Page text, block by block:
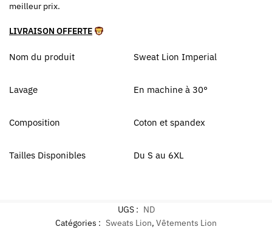
meilleur prix.
LIVRAISON OFFERTE
Nom du produit Sweat Lion Imperial
Lavage En machine à 30°
Composition Coton et spandex
Tailles Disponibles Du S au 6XL
UGS : ND
Catégories : Sweats Lion, Vêtements Lion